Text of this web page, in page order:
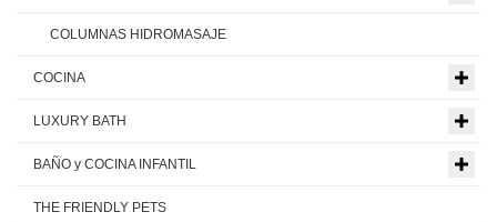
COLUMNAS HIDROMASAJE
COCINA
LUXURY BATH
BAÑO y COCINA INFANTIL
THE FRIENDLY PETS